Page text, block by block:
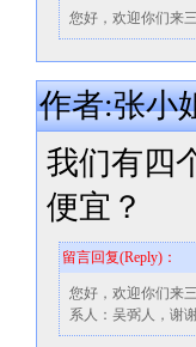
您好，欢迎你们来
作者:张小
我们有四
便宜？
留言回复(Reply)：
您好，欢迎你们来
系人：吴弼人，谢谢